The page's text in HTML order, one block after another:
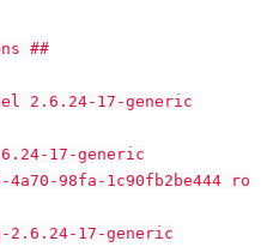
##
2.6.24-17-generic
17-generic
4a70-98fa-1c90fb2be444 ro
17-generic